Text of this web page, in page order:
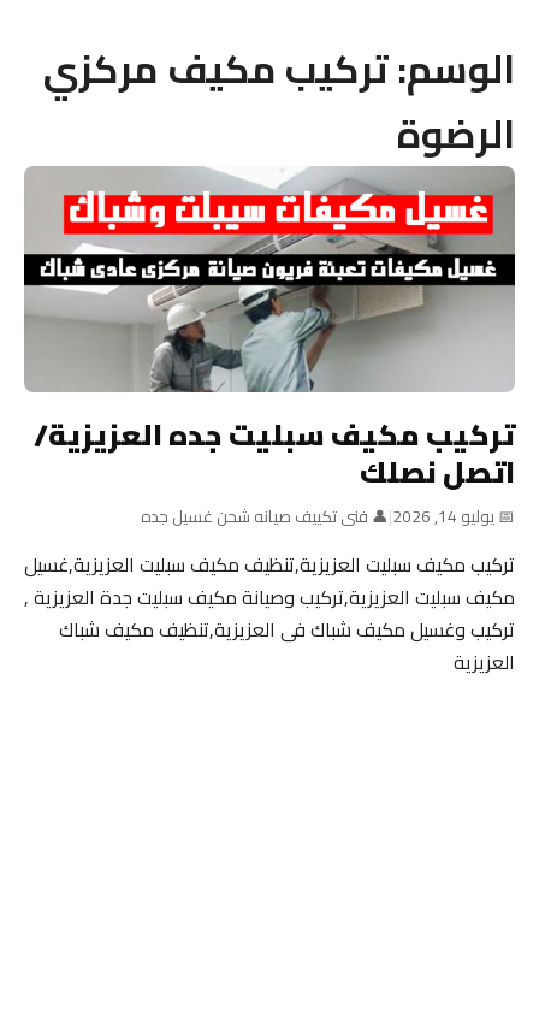
الوسم:تركيب مكيف مركزي
الرضوة
تركيب مكيف سبليت جده العزيزية/
اتصل نصلك
📅 يوليو 14, 2026 |👤 فنى تكييف صيانه شحن غسيل جده
تركيب مكيف سبليت العزيزية,تنظيف مكيف سبليت العزيزية,غسيل
مكيف سبليت العزيزية,تركيب وصيانة مكيف سبليت جدة العزيزية ,
تركيب وغسيل مكيف شباك فى العزيزية,تنظيف مكيف شباك
العزيزية